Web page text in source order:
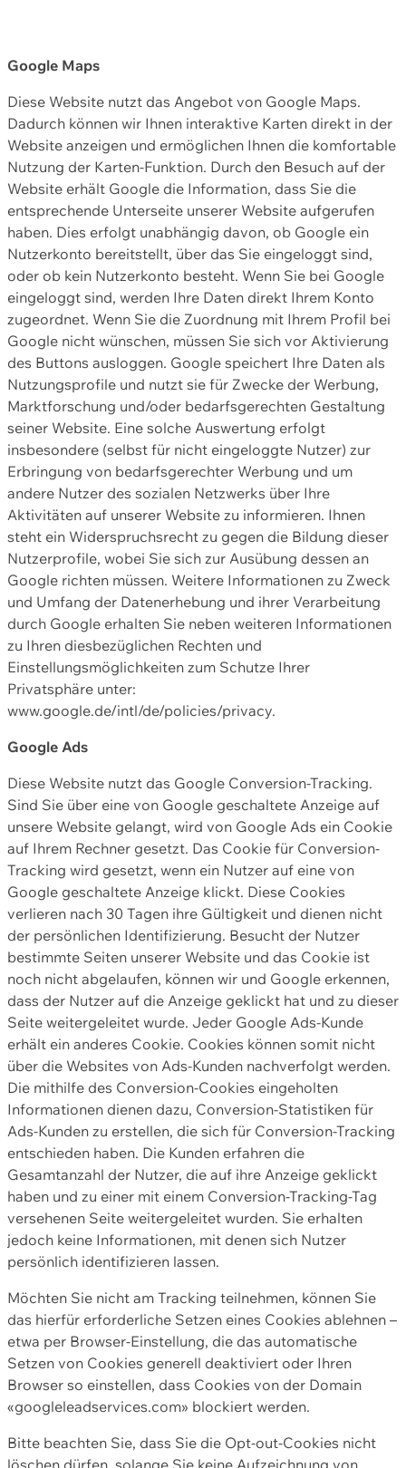
Google Maps
Diese Website nutzt das Angebot von Google Maps.
Dadurch können wir Ihnen interaktive Karten direkt in der
Website anzeigen und ermöglichen Ihnen die komfortable
Nutzung der Karten-Funktion. Durch den Besuch auf der
Website erhält Google die Information, dass Sie die
entsprechende Unterseite unserer Website aufgerufen
haben. Dies erfolgt unabhängig davon, ob Google ein
Nutzerkonto bereitstellt, über das Sie eingeloggt sind,
oder ob kein Nutzerkonto besteht. Wenn Sie bei Google
eingeloggt sind, werden Ihre Daten direkt Ihrem Konto
zugeordnet. Wenn Sie die Zuordnung mit Ihrem Profil bei
Google nicht wünschen, müssen Sie sich vor Aktivierung
des Buttons ausloggen. Google speichert Ihre Daten als
Nutzungsprofile und nutzt sie für Zwecke der Werbung,
Marktforschung und/oder bedarfsgerechten Gestaltung
seiner Website. Eine solche Auswertung erfolgt
insbesondere (selbst für nicht eingeloggte Nutzer) zur
Erbringung von bedarfsgerechter Werbung und um
andere Nutzer des sozialen Netzwerks über Ihre
Aktivitäten auf unserer Website zu informieren. Ihnen
steht ein Widerspruchsrecht zu gegen die Bildung dieser
Nutzerprofile, wobei Sie sich zur Ausübung dessen an
Google richten müssen. Weitere Informationen zu Zweck
und Umfang der Datenerhebung und ihrer Verarbeitung
durch Google erhalten Sie neben weiteren Informationen
zu Ihren diesbezüglichen Rechten und
Einstellungsmöglichkeiten zum Schutze Ihrer
Privatsphäre unter:
www.google.de/intl/de/policies/privacy.
Google Ads
Diese Website nutzt das Google Conversion-Tracking.
Sind Sie über eine von Google geschaltete Anzeige auf
unsere Website gelangt, wird von Google Ads ein Cookie
auf Ihrem Rechner gesetzt. Das Cookie für Conversion-
Tracking wird gesetzt, wenn ein Nutzer auf eine von
Google geschaltete Anzeige klickt. Diese Cookies
verlieren nach 30 Tagen ihre Gültigkeit und dienen nicht
der persönlichen Identifizierung. Besucht der Nutzer
bestimmte Seiten unserer Website und das Cookie ist
noch nicht abgelaufen, können wir und Google erkennen,
dass der Nutzer auf die Anzeige geklickt hat und zu dieser
Seite weitergeleitet wurde. Jeder Google Ads-Kunde
erhält ein anderes Cookie. Cookies können somit nicht
über die Websites von Ads-Kunden nachverfolgt werden.
Die mithilfe des Conversion-Cookies eingeholten
Informationen dienen dazu, Conversion-Statistiken für
Ads-Kunden zu erstellen, die sich für Conversion-Tracking
entschieden haben. Die Kunden erfahren die
Gesamtanzahl der Nutzer, die auf ihre Anzeige geklickt
haben und zu einer mit einem Conversion-Tracking-Tag
versehenen Seite weitergeleitet wurden. Sie erhalten
jedoch keine Informationen, mit denen sich Nutzer
persönlich identifizieren lassen.
Möchten Sie nicht am Tracking teilnehmen, können Sie
das hierfür erforderliche Setzen eines Cookies ablehnen –
etwa per Browser-Einstellung, die das automatische
Setzen von Cookies generell deaktiviert oder Ihren
Browser so einstellen, dass Cookies von der Domain
«googleleadservices.com» blockiert werden.
Bitte beachten Sie, dass Sie die Opt-out-Cookies nicht